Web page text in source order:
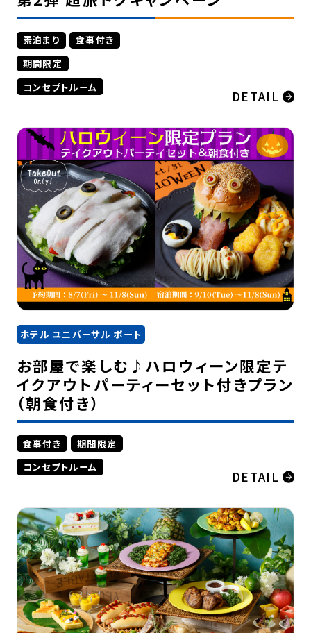
素泊まり
食事付き
期間限定
コンセプトルーム
DETAIL
ホテル ユニバーサル ポート
お部屋で楽しむ♪ハロウィーン限定テ
イクアウトパーティーセット付きプラン
（朝食付き）
食事付き
期間限定
コンセプトルーム
DETAIL